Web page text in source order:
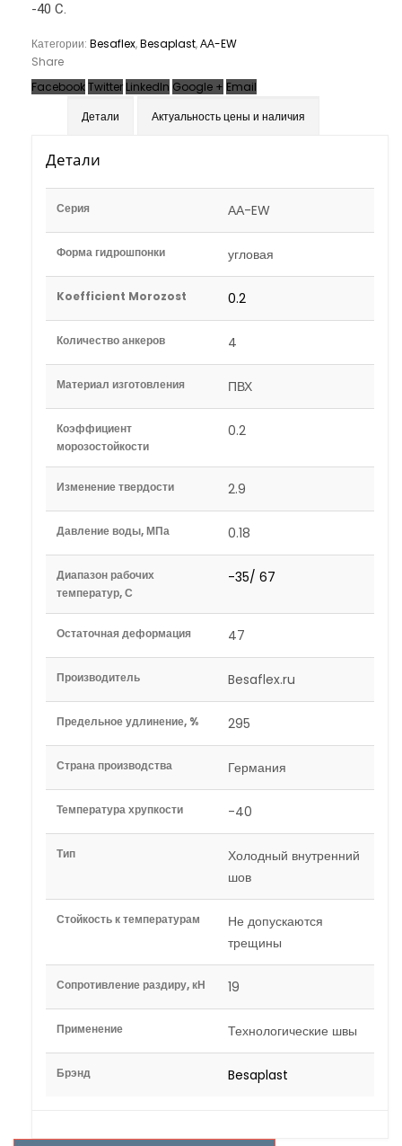
-40 С.
Категории: Besaflex,Besaplast,АА-EW
Share
FacebookTwitter LinkedIn Google + Email
Детали
Актуальность цены и наличия
Детали
Серия АА-EW
Форма гидрошпонки угловая
Koefficient Morozost 0.2
Количество анкеров 4
Материал изготовления ПВХ
Коэффициент
морозостойкости
0.2
Изменение твердости 2.9
Давление воды, МПа 0.18
Диапазон рабочих
температур, С
-35/ 67
Остаточная деформация 47
Производитель Besaflex.ru
Предельное удлинение, % 295
Страна производства Германия
Температура хрупкости -40
Тип
Холодный внутренний
шов
Стойкость к температурам
Не допускаются
трещины
Сопротивление раздиру, кН 19
Применение Технологические швы
Брэнд Besaplast